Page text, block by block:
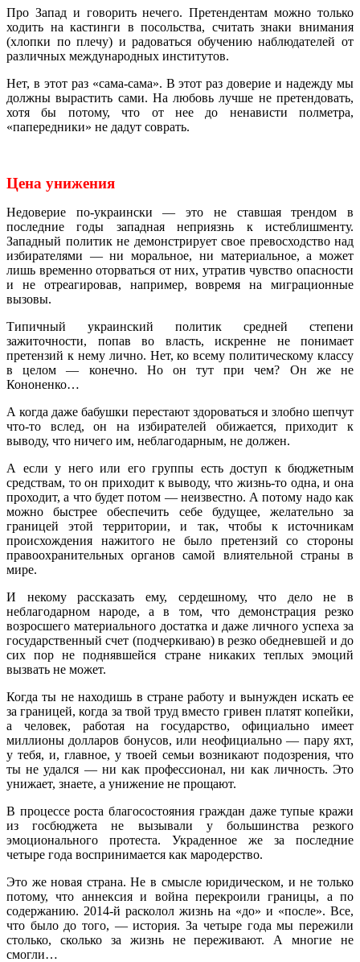
Про Запад и говорить нечего. Претендентам можно только
ходить на кастинги в посольства, считать знаки внимания
(хлопки по плечу) и радоваться обучению наблюдателей от
различных международных институтов.
Нет, в этот раз «сама-сама». В этот раз доверие и надежду мы
должны вырастить сами. На любовь лучше не претендовать,
хотя бы потому, что от нее до ненависти полметра,
«папередники» не дадут соврать.
Цена унижения
Недоверие по-украински — это не ставшая трендом в
последние годы западная неприязнь к истеблишменту.
Западный политик не демонстрирует свое превосходство над
избирателями — ни моральное, ни материальное, а может
лишь временно оторваться от них, утратив чувство опасности
и не отреагировав, например, вовремя на миграционные
вызовы.
Типичный украинский политик средней степени
зажиточности, попав во власть, искренне не понимает
претензий к нему лично. Нет, ко всему политическому классу
в целом — конечно. Но он тут при чем? Он же не
Кононенко…
А когда даже бабушки перестают здороваться и злобно шепчут
что-то вслед, он на избирателей обижается, приходит к
выводу, что ничего им, неблагодарным, не должен.
А если у него или его группы есть доступ к бюджетным
средствам, то он приходит к выводу, что жизнь-то одна, и она
проходит, а что будет потом — неизвестно. А потому надо как
можно быстрее обеспечить себе будущее, желательно за
границей этой территории, и так, чтобы к источникам
происхождения нажитого не было претензий со стороны
правоохранительных органов самой влиятельной страны в
мире.
И некому рассказать ему, сердешному, что дело не в
неблагодарном народе, а в том, что демонстрация резко
возросшего материального достатка и даже личного успеха за
государственный счет (подчеркиваю) в резко обедневшей и до
сих пор не поднявшейся стране никаких теплых эмоций
вызвать не может.
Когда ты не находишь в стране работу и вынужден искать ее
за границей, когда за твой труд вместо гривен платят копейки,
а человек, работая на государство, официально имеет
миллионы долларов бонусов, или неофициально — пару яхт,
у тебя, и, главное, у твоей семьи возникают подозрения, что
ты не удался — ни как профессионал, ни как личность. Это
унижает, знаете, а унижение не прощают.
В процессе роста благосостояния граждан даже тупые кражи
из госбюджета не вызывали у большинства резкого
эмоционального протеста. Украденное же за последние
четыре года воспринимается как мародерство.
Это же новая страна. Не в смысле юридическом, и не только
потому, что аннексия и война перекроили границы, а по
содержанию. 2014-й расколол жизнь на «до» и «после». Все,
что было до того, — история. За четыре года мы пережили
столько, сколько за жизнь не переживают. А многие не
смогли…